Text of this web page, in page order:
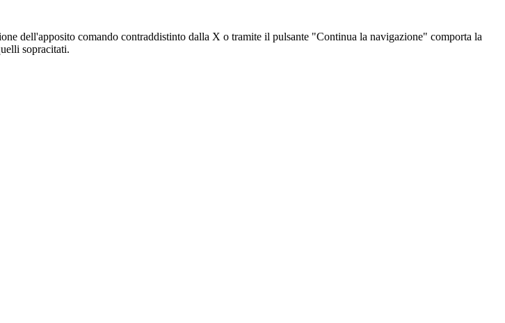
dell'apposito comando contraddistinto dalla X o tramite il pulsante "Continua la navigazione" comporta la
sopracitati.